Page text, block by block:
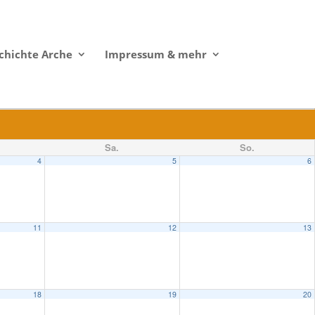
Arche Impressum & mehr
Sa. So.
4 5 6
11 12 13
18 19 20